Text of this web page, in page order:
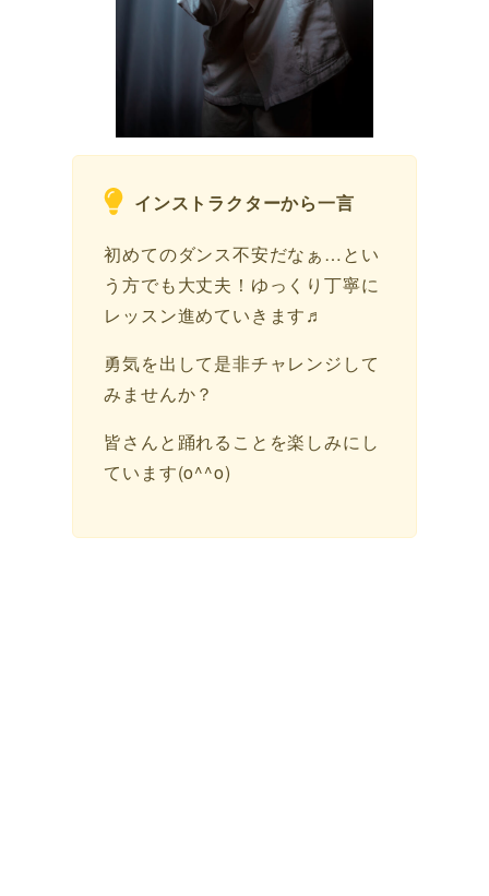
インストラクターから一言
初めてのダンス不安だなぁ…とい
う方でも大丈夫！ゆっくり丁寧に
レッスン進めていきます♬
勇気を出して是非チャレンジして
みませんか？
皆さんと踊れることを楽しみにし
ています(o^^o)